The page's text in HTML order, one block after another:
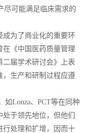
尽可能满足临床需求的
为了商业化的重要环
《中国医药质量管理
届学术研讨会》上表
，生产和研制过程应遵
如Lonza、PCT等在同种
于领先地位，但他们
行处理和扩增，因而十